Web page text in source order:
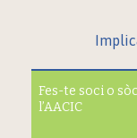
Fes-te soci o
l’AACIC